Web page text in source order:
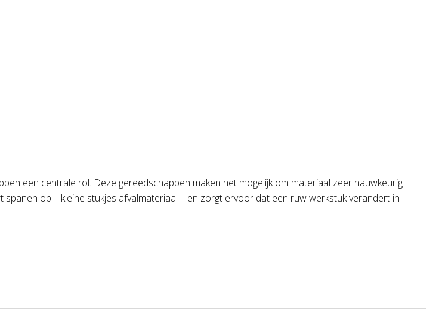
een centrale rol. Deze gereedschappen maken het mogelijk om materiaal zeer nauwkeurig
op – kleine stukjes afvalmateriaal – en zorgt ervoor dat een ruw werkstuk verandert in